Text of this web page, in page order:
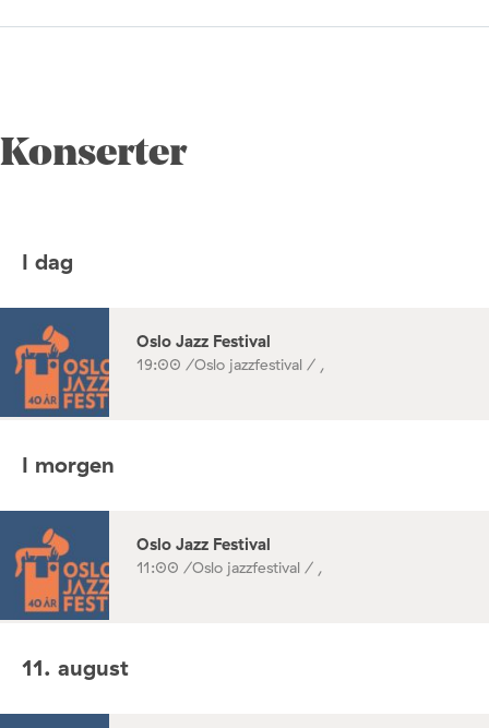
Konserter
I dag
Oslo Jazz Festival
19:00 /Oslo jazzfestival / ,
I morgen
Oslo Jazz Festival
11:00 /Oslo jazzfestival / ,
11. august